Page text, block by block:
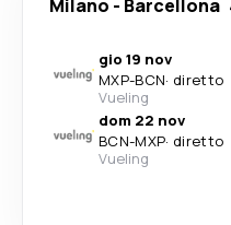
Milano - Barcellona
gio 19 nov
MXP-BCN· diretto
Vueling
dom 22 nov
BCN-MXP· diretto
Vueling